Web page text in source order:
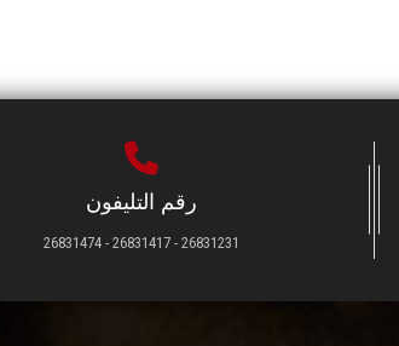
رقم التليفون
26831231 - 26831417 - 26831474